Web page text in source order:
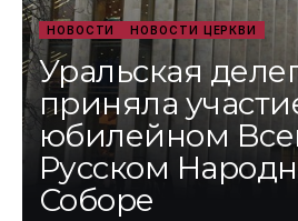
НОВОСТИ НОВОСТИ ЦЕРКВИ
Уральская
приняла
юбилейном
Русском
Соборе